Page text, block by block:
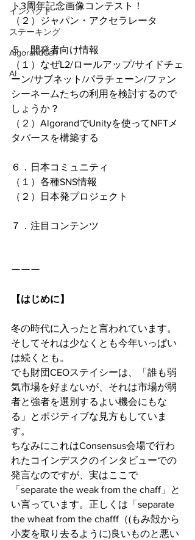
インパクト
ステーキング
AlgorandCan
AI
ト3周年記念画像コンテスト！
（２）ジャパン・アクセラレータ
５．開発者向け情報
（１）なぜL2/ロールアップ/サイドチェ
ーン/サブネット/パラチェーン/ファン
シーネームたちの利用を検討するので
しょうか？
（２）AlgorandでUnityを使ってNFTメ
タバースを構築する
６．日本コミュニティ
（１）各種SNS情報
（２）日本発プロジェクト
７．注目コンテンツ
ーーー
【はじめに】
冬の時代に入ったと言われています。
そしてそれは少なくとも今年いっぱい
は続くとも。
でも財団CEOステイシーは、「誰も弱
気市場を好まないが、それは市場が弱
者と強者を選別するよい機会にもな
る」とポジティブな見方もしていま
す。
ちなみにこれはConsensus会場で行わ
れたコインデスクのインタビューでの
発言なのですが、実はここで
「separate the weak from the chaff」と
い言っています。正しくは「separate
the wheat from the chafff（(もみ殻から
小麦を取り去るように)良いものと悪い